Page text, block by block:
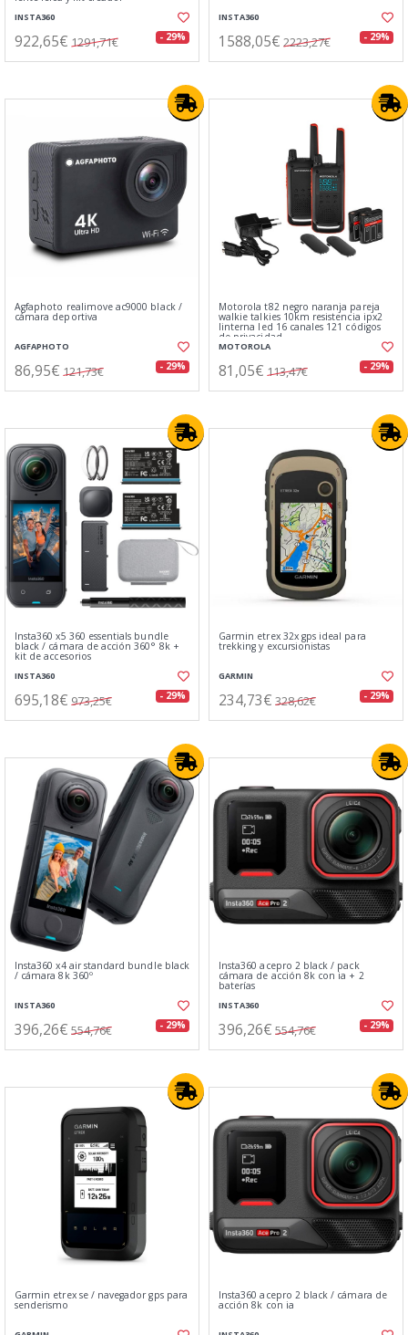
INSTA360
922,65€ 1291,71€ - 29%
INSTA360
1588,05€ 2223,27€ - 29%
Agfaphoto realimove ac9000 black /
cámara deportiva
AGFAPHOTO
86,95€ 121,73€ - 29%
Motorola t82 negro naranja pareja
walkie talkies 10km resistencia ipx2
linterna led 16 canales 121 códigos
de privacidad
MOTOROLA
81,05€ 113,47€ - 29%
Insta360 x5 360 essentials bundle
black / cámara de acción 360° 8k +
kit de accesorios
INSTA360
695,18€ 973,25€ - 29%
Garmin etrex 32x gps ideal para
trekking y excursionistas
GARMIN
234,73€ 328,62€ - 29%
Insta360 x4 air standard bundle black
/ cámara 8k 360º
INSTA360
396,26€ 554,76€ - 29%
Insta360 acepro 2 black / pack
cámara de acción 8k con ia + 2
baterías
INSTA360
396,26€ 554,76€ - 29%
Garmin etrex se / navegador gps para
senderismo
Insta360 acepro 2 black / cámara de
acción 8k con ia